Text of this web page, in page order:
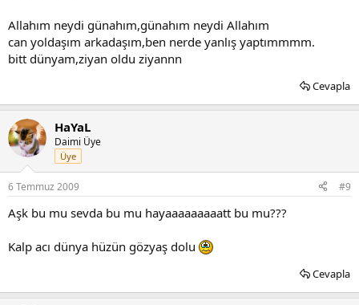
Allahım neydi günahım,günahım neydi Allahım
can yoldaşım arkadaşım,ben nerde yanlış yaptımmmm.
bitt dünyam,ziyan oldu ziyannn
Cevapla
HaYaL
Daimi Üye
Üye
6 Temmuz 2009 #9
Aşk bu mu sevda bu mu hayaaaaaaaaatt bu mu???
Kalp acı dünya hüzün gözyaş dolu
Cevapla